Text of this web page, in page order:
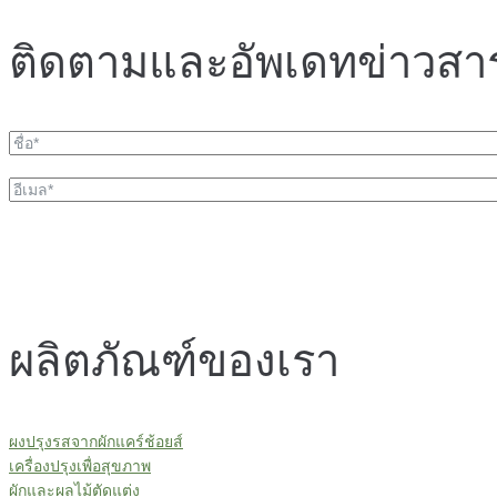
ติดตามและอัพเดทข่าวสา
ผลิตภัณฑ์ของเรา
ผงปรุงรสจากผักแคร์ช้อยส์
เครื่องปรุงเพื่อสุขภาพ
ผักและผลไม้ตัดแต่ง